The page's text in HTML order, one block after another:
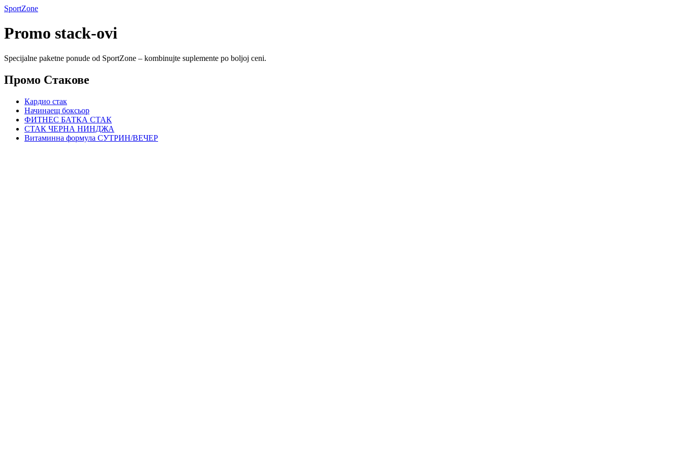
SportZone
Promo stack-ovi
Specijalne paketne ponude od SportZone – kombinujte suplemente po boljoj ceni.
Промо Стакове
Кардио стак
Начинаещ боксьор
ФИТНЕС БАТКА СТАК
СТАК ЧЕРНА НИНДЖА
Витаминна формула СУТРИН/ВЕЧЕР